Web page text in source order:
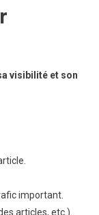
visibilité et son
important.
articles, etc.).